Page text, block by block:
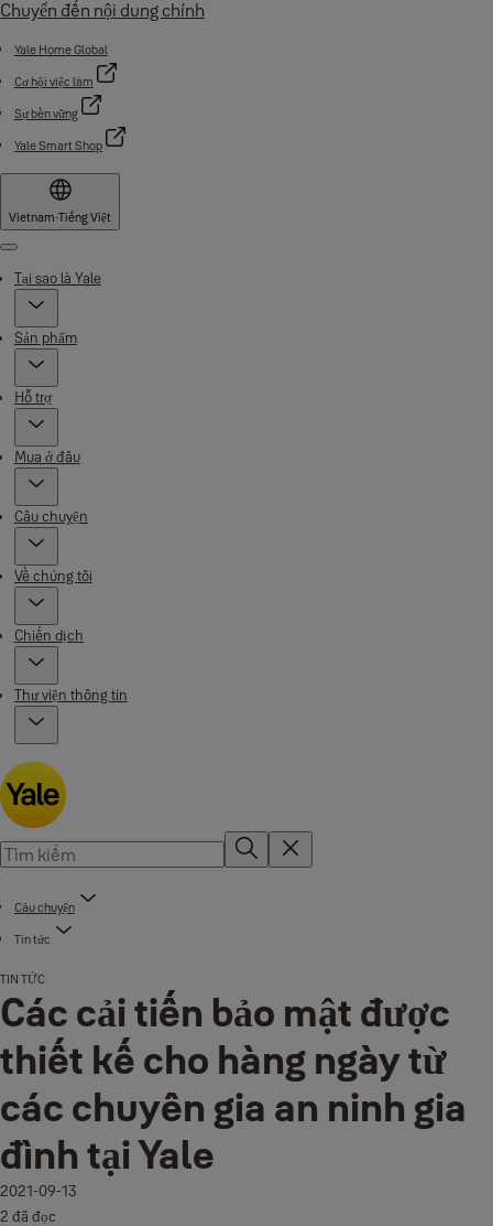
Chuyển đến nội dung chính
Yale Home Global
Cơ hội việc làm
Sự bền vững
Yale Smart Shop
Vietnam·Tiếng Việt
Menu
Tại sao là Yale
Sản phẩm
Hỗ trợ
Mua ở đâu
Câu chuyện
Về chúng tôi
Chiến dịch
Thư viện thông tin
Câu chuyện
Tin tức
TIN TỨC
Các cải tiến bảo mật được
thiết kế cho hàng ngày từ
các chuyên gia an ninh gia
đình tại Yale
2021-09-13
2 đã đọc